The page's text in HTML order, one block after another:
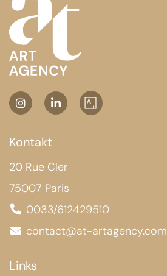
Kontakt
20 Rue Cler
75007 Paris
0033/612429510
contact@at-artagency.com
Links